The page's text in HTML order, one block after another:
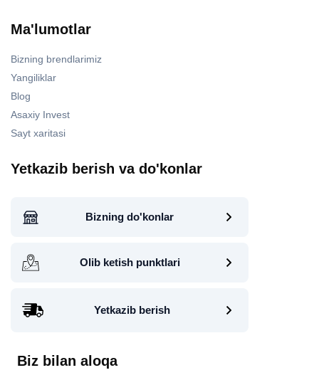
Ma'lumotlar
Bizning brendlarimiz
Yangiliklar
Blog
Asaxiy Invest
Sayt xaritasi
Yetkazib berish va do'konlar
Bizning do'konlar
Olib ketish punktlari
Yetkazib berish
Biz bilan aloqa